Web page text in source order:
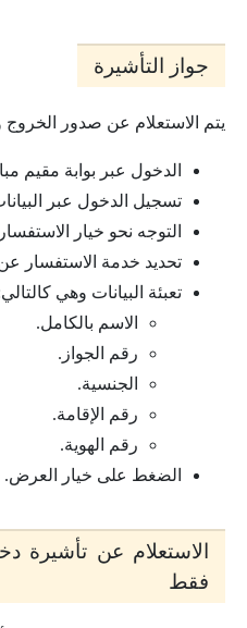
جواز التأشيرة
يتم الاستعلام عن صدور الخروج
الدخول عبر بوابة مقيم
تسجيل الدخول عبر
التوجه نحو خيار
تحديد خدمة الاستفسار
تعبئة البيانات وهي
الاسم بالكامل.
رقم الجواز.
الجنسية.
رقم الإقامة.
رقم الهوية.
الضغط على خيار العرض.
الاستعلام عن تأشيرة
فقط